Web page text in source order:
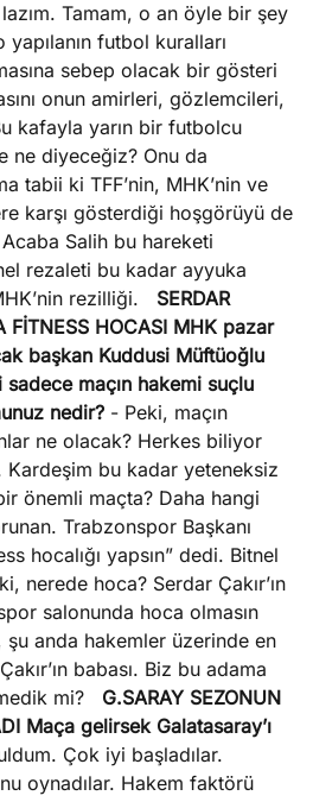
Tamam, o an öyle bir şey
futbol kuralları
sebep olacak bir gösteri
onun amirleri, gözlemcileri,
kafayla yarın bir futbolcu
ne diyeceğiz? Onu da
tabii ki TFF’nin, MHK’nin ve
karşı gösterdiği hoşgörüyü de
Salih bu hareketi
rezaleti bu kadar ayyuka
rezilliği. SERDAR
FİTNESS HOCASI MHK pazar
başkan Kuddusi Müftüoğlu
sadece maçın hakemi suçlu
nedir? - Peki, maçın
ne olacak? Herkes biliyor
Kardeşim bu kadar yeteneksiz
önemli maçta? Daha hangi
Trabzonspor Başkanı
hocalığı yapsın” dedi. Bitnel
nerede hoca? Serdar Çakır’ın
salonunda hoca olmasın
şu anda hakemler üzerinde en
babası. Biz bu adama
mi? G.SARAY SEZONUN
Maça gelirsek Galatasaray’ı
Çok iyi başladılar.
oynadılar. Hakem faktörü